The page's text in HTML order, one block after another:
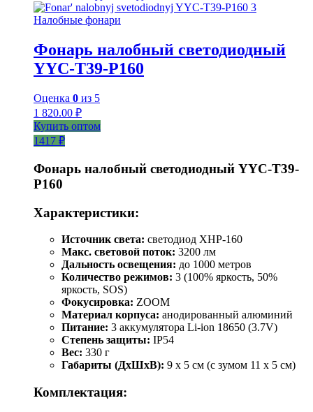
Налобные фонари
Фонарь налобный светодиодный
YYC-T39-P160
Оценка 0 из 5
1 820.00 ₽
Купить оптом
1417 ₽
Фонарь налобный светодиодный YYC-T39-
P160
Характеристики:
Источник света: светодиод XHP-160
Макс. световой поток: 3200 лм
Дальность освещения: до 1000 метров
Количество режимов: 3 (100% яркость, 50%
яркость, SOS)
Фокусировка: ZOOM
Материал корпуса: анодированный алюминий
Питание: 3 аккумулятора Li-ion 18650 (3.7V)
Степень защиты: IP54
Вес: 330 г
Габариты (ДхШхВ): 9 x 5 см (с зумом 11 x 5 см)
Комплектация: